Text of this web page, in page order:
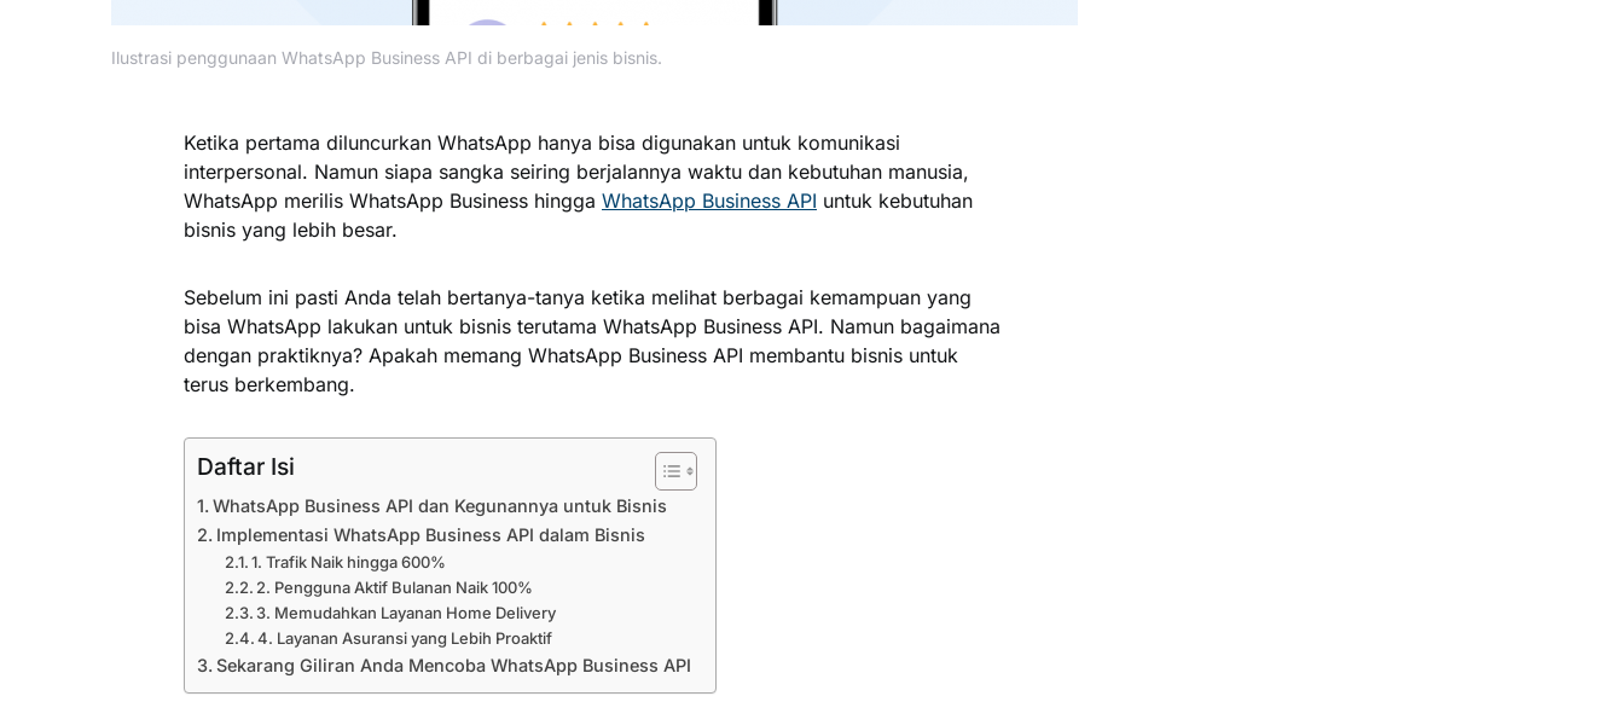
Ilustrasi penggunaan WhatsApp Business API di berbagai jenis bisnis.
Ketika pertama diluncurkan WhatsApp hanya bisa digunakan untuk komunikasi
interpersonal. Namun siapa sangka seiring berjalannya waktu dan kebutuhan manusia,
WhatsApp merilis WhatsApp Business hingga WhatsApp Business API untuk kebutuhan
bisnis yang lebih besar.
Sebelum ini pasti Anda telah bertanya-tanya ketika melihat berbagai kemampuan yang
bisa WhatsApp lakukan untuk bisnis terutama WhatsApp Business API. Namun bagaimana
dengan praktiknya? Apakah memang WhatsApp Business API membantu bisnis untuk
terus berkembang.
Daftar Isi
WhatsApp Business API dan Kegunannya untuk Bisnis
Implementasi WhatsApp Business API dalam Bisnis
1. Trafik Naik hingga 600%
2. Pengguna Aktif Bulanan Naik 100%
3. Memudahkan Layanan Home Delivery
4. Layanan Asuransi yang Lebih Proaktif
Sekarang Giliran Anda Mencoba WhatsApp Business API